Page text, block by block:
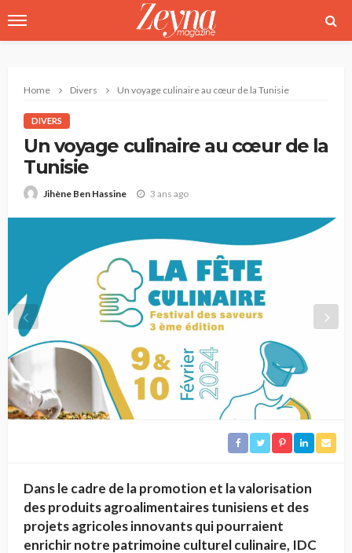
Home Divers Un voyage culinaire au cœur de la Tunisie
DIVERS
Un voyage culinaire au cœur de la
Tunisie
Jihène Ben Hassine 3 ans ago
Dans le cadre de la promotion et la valorisation
des produits agroalimentaires tunisiens et des
projets agricoles innovants qui pourraient
enrichir notre patrimoine culturel culinaire, IDC